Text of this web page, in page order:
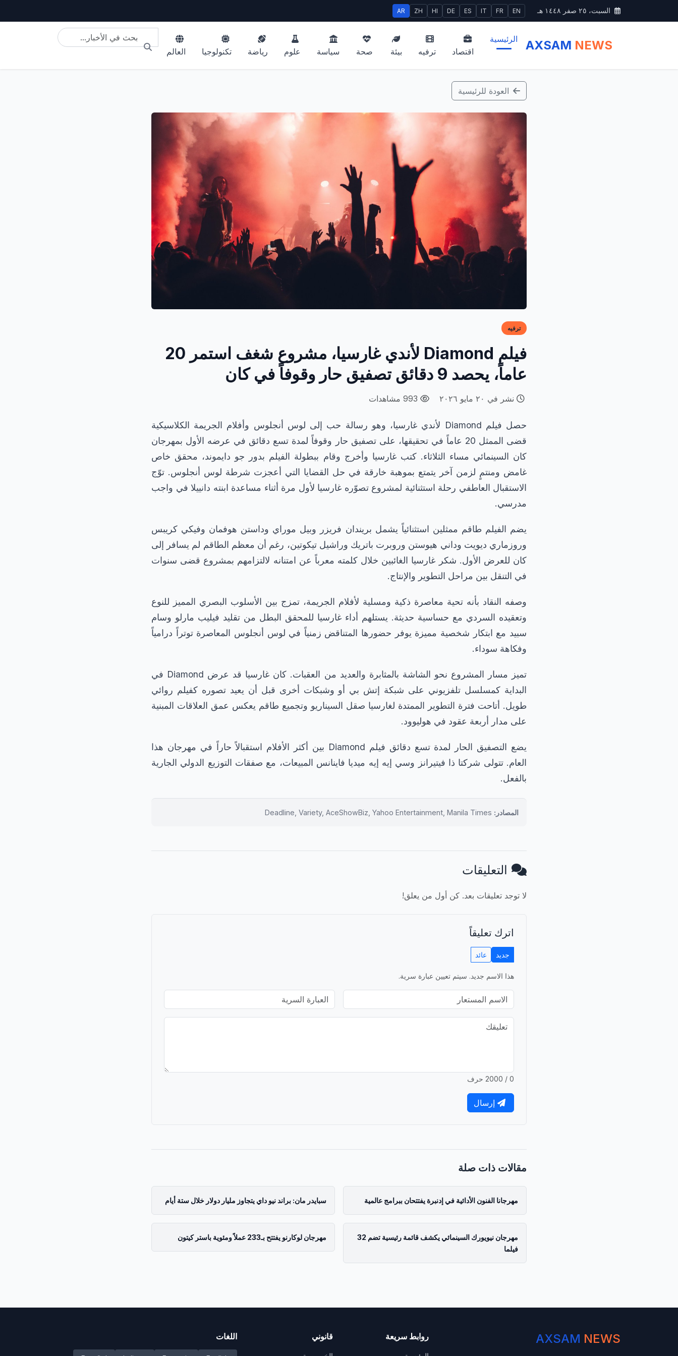
السبت، ٢٥ صفر ١٤٤٨ هـ EN
FR
IT
ES
DE
HI
ZH
AR
AXSAM NEWS
الرئيسية
اقتصاد
ترفيه بيئة صحة سياسة علوم رياضة تكنولوجيا العالم
العودة للرئيسية
ترفيه
فيلم Diamond لأندي غارسيا، مشروع شغف استمر 20
عاماً، يحصد 9 دقائق تصفيق حار وقوفاً في كان
نشر في ٢٠ مايو ٢٠٢٦
حصل فيلم Diamond لأندي غارسيا، وهو رسالة حب إلى لوس أنجلوس وأفلام الجريمة الكلاسيكية
قضى الممثل 20 عاماً في تحقيقها، على تصفيق حار وقوفاً لمدة تسع دقائق في عرضه الأول بمهرجان
كان السينمائي مساء الثلاثاء. كتب غارسيا وأخرج وقام ببطولة الفيلم بدور جو دايموند، محقق خاص
غامض ومنتمٍ لزمن آخر يتمتع بموهبة خارقة في حل القضايا التي أعجزت شرطة لوس أنجلوس. توّج
الاستقبال العاطفي رحلة استثنائية لمشروع تصوّره غارسيا لأول مرة أثناء مساعدة ابنته دانييلا في واجب
مدرسي.
يضم الفيلم طاقم ممثلين استثنائياً يشمل بريندان فريزر وبيل موراي وداستن هوفمان وفيكي كريبس
وروزماري ديويت وداني هيوستن وروبرت باتريك وراشيل تيكوتين، رغم أن معظم الطاقم لم يسافر إلى
كان للعرض الأول. شكر غارسيا الغائبين خلال كلمته معرباً عن امتنانه لالتزامهم بمشروع قضى سنوات
في التنقل بين مراحل التطوير والإنتاج.
وصفه النقاد بأنه تحية معاصرة ذكية ومسلية لأفلام الجريمة، تمزج بين الأسلوب البصري المميز للنوع
وتعقيده السردي مع حساسية حديثة. يستلهم أداء غارسيا للمحقق البطل من تقليد فيليب مارلو وسام
سبيد مع ابتكار شخصية مميزة يوفر حضورها المتناقض زمنياً في لوس أنجلوس المعاصرة توتراً درامياً
وفكاهة سوداء.
تميز مسار المشروع نحو الشاشة بالمثابرة والعديد من العقبات. كان غارسيا قد عرض Diamond في
البداية كمسلسل تلفزيوني على شبكة إتش بي أو وشبكات أخرى قبل أن يعيد تصوره كفيلم روائي
طويل. أتاحت فترة التطوير الممتدة لغارسيا صقل السيناريو وتجميع طاقم يعكس عمق العلاقات المبنية
على مدار أربعة عقود في هوليوود.
يضع التصفيق الحار لمدة تسع دقائق فيلم Diamond بين أكثر الأفلام استقبالاً حاراً في مهرجان هذا
العام. تتولى شركتا ذا فيتيرانز وسي إيه إيه ميديا فاينانس المبيعات، مع صفقات التوزيع الدولي الجارية
بالفعل.
المصادر:
التعليقات
لا توجد تعليقات بعد. كن أول من يعلق!
اترك تعليقاً
جديد عائد
هذا الاسم جديد. سيتم تعيين عبارة سرية.
0 / 2000 حرف
إرسال
مقالات ذات صلة
مهرجانا الفنون الأدائية في إدنبرة يفتتحان ببرامج عالمية سبايدر مان: براند نيو داي يتجاوز مليار دولار خلال ستة أيام
مهرجان نيويورك السينمائي يكشف قائمة رئيسية تضم 32
فيلما
مهرجان لوكارنو يفتتح بـ233 عملاً ومئوية باستر كيتون
AXSAM NEWS روابط سريعة قانوني اللغات